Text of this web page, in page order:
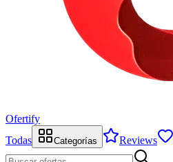
Ofertify
Todas
Categorías Reviews